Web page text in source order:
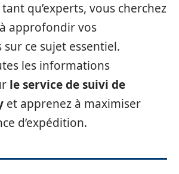
qu’experts, vous cherchez
approfondir vos
sur ce sujet essentiel.
les informations
le service de suivi de
et apprenez à maximiser
d’expédition.